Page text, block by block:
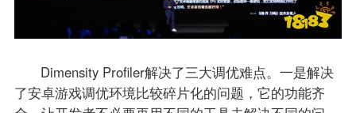
Dimensity Profiler解决了三大调优难点。一是解决
了安卓游戏调优环境比较碎片化的问题，它的功能齐